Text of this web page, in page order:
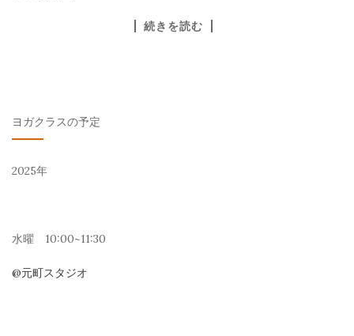
続きを読む
ヨガクラスの予定
2025年
水曜 10:00~11:30
@元町スタジオ